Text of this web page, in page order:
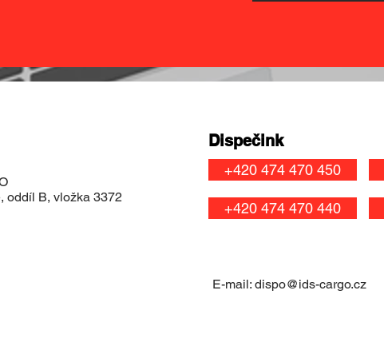
oddíl B, vložka 3372
Dispečink
+420 474 470 450
+420 474 470 440
E-mail: dispo@ids-cargo.cz